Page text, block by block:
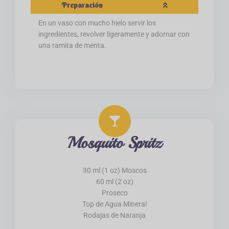
Preparación
En un vaso con mucho hielo servir los
ingredientes, revolver ligeramente y adornar con
una ramita de menta.
Mosquito Spritz
30 ml (1 oz) Moscos
60 ml (2 oz)
Proseco
Top de Agua Mineral
Rodajas de Naranja